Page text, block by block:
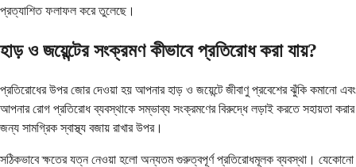
প্রত্যাশিত ফলাফল করে তুলেছে।
হাড় ও জয়েন্টের সংক্রমণ কীভাবে প্রতিরোধ করা যায়?
প্রতিরোধের উপর জোর দেওয়া হয় আপনার হাড় ও জয়েন্টে জীবাণু প্রবেশের ঝুঁকি কমানো এবং
আপনার রোগ প্রতিরোধ ব্যবস্থাকে সম্ভাব্য সংক্রমণের বিরুদ্ধে লড়াই করতে সহায়তা করার
জন্য সামগ্রিক স্বাস্থ্য বজায় রাখার উপর।
সঠিকভাবে ক্ষতের যত্ন নেওয়া হলো অন্যতম গুরুত্বপূর্ণ প্রতিরোধমূলক ব্যবস্থা। যেকোনো